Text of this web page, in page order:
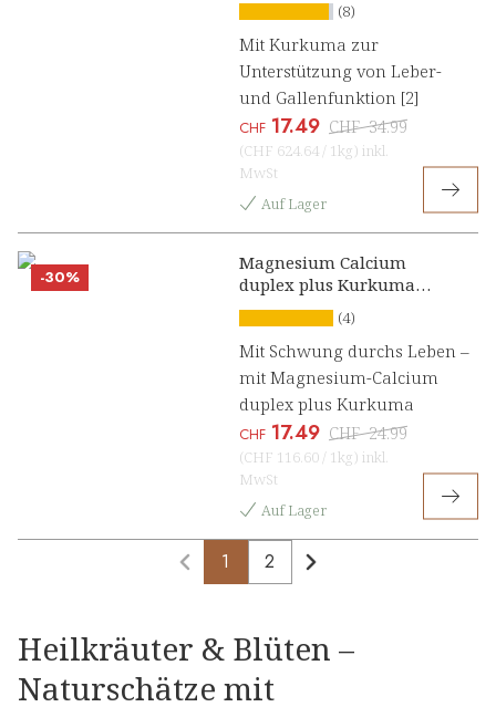
(8)
Mit Kurkuma zur
Unterstützung von Leber-
und Gallenfunktion [2]
CHF 17.49 CHF 34.99
(CHF 624.64 / 1kg) inkl.
MwSt
Auf Lager
-30%
Magnesium Calcium
duplex plus Kurkuma
Presslinge
(4)
Mit Schwung durchs Leben –
mit Magnesium-Calcium
duplex plus Kurkuma
CHF 17.49 CHF 24.99
(CHF 116.60 / 1kg) inkl.
MwSt
Auf Lager
1 2
Heilkräuter & Blüten –
Naturschätze mit